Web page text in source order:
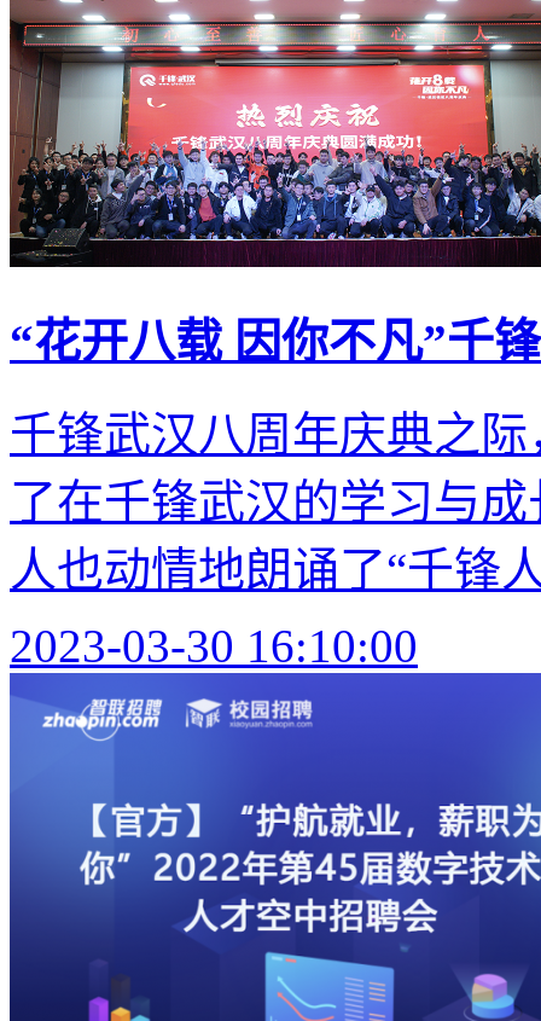
“花开八载 因你不凡”千
千锋武汉八周年庆典之
了在千锋武汉的学习与
人也动情地朗诵了“千锋
2023-03-30 16:10:00